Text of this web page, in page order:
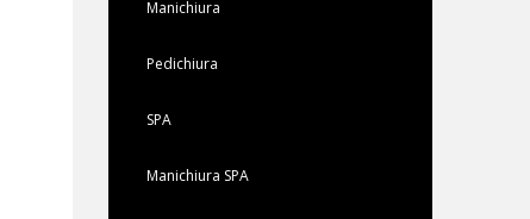
Manichiura
Pedichiura
SPA
Manichiura SPA